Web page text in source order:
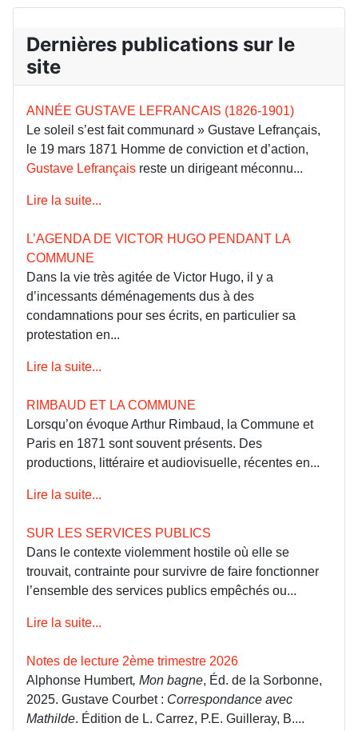
Dernières publications sur le
site
ANNÉE GUSTAVE LEFRANCAIS (1826-1901)
Le soleil s’est fait communard » Gustave Lefrançais,
le 19 mars 1871 Homme de conviction et d’action,
Gustave Lefrançais reste un dirigeant méconnu...
Lire la suite...
L’AGENDA DE VICTOR HUGO PENDANT LA
COMMUNE
Dans la vie très agitée de Victor Hugo, il y a
d’incessants déménagements dus à des
condamnations pour ses écrits, en particulier sa
protestation en...
Lire la suite...
RIMBAUD ET LA COMMUNE
Lorsqu’on évoque Arthur Rimbaud, la Commune et
Paris en 1871 sont souvent présents. Des
productions, littéraire et audiovisuelle, récentes en...
Lire la suite...
SUR LES SERVICES PUBLICS
Dans le contexte violemment hostile où elle se
trouvait, contrainte pour survivre de faire fonctionner
l’ensemble des services publics empêchés ou...
Lire la suite...
Notes de lecture 2ème trimestre 2026
Alphonse Humbert, Mon bagne, Éd. de la Sorbonne,
2025. Gustave Courbet : Correspondance avec
Mathilde. Édition de L. Carrez, P.E. Guilleray, B....